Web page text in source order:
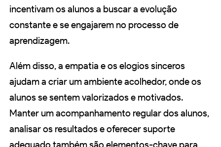
incentivam os alunos a buscar a evolução
constante e se engajarem no processo de
aprendizagem.
Além disso, a empatia e os elogios sinceros
ajudam a criar um ambiente acolhedor, onde os
alunos se sentem valorizados e motivados.
Manter um acompanhamento regular dos alunos,
analisar os resultados e oferecer suporte